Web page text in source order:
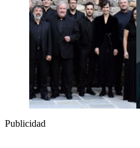
Publicidad